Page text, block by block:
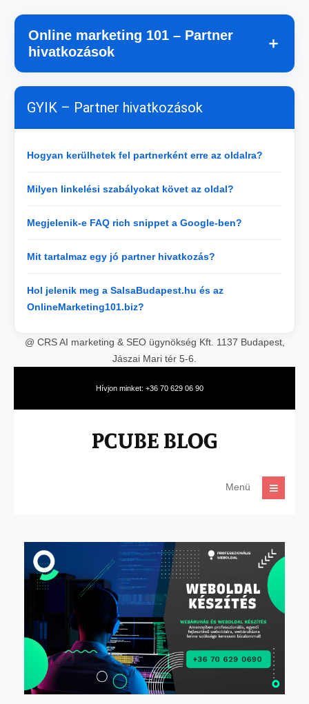
Online marketing 101 – Partner
hivatkozások
＋
GYIK – Partner hivatkozások
Hogyan kerülhetek fel partnerként erre az oldalra?
Milyen linkelési szabályokat követ az oldal?
Megjelenik-e FAQ rich snippet a Google-ben?
Mit tartalmaz egy jó partner hivatkozás?
Hol jelenik meg a SalsaBudapest.hu és az
OnlineMarketing101.biz?
@ CRS AI marketing & SEO ügynökség Kft. 1137 Budapest,
Jászai Mari tér 5-6.
Hívjon minket: +36 70 629 06 90
Menü